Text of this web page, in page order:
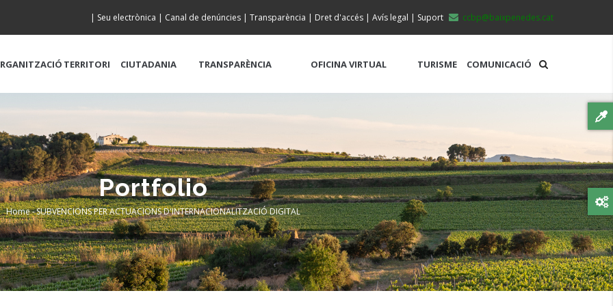
ccbp@baixpenedes.cat
| Seu electrònica | Canal de denúncies | Transparència | Dret d'accés | Avís legal | Suport
TERRITORI CIUTADANIA TRANSPARÈNCIA OFICINA VIRTUAL TURISME COMUNICACIÓ
Portfolio
Breadcrumb
Home-SUBVENCIONS PER ACTUACIONS D'INTERNACIONALITZACIÓ DIGITAL